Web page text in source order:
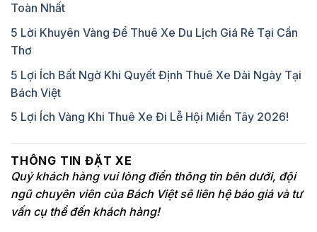
Toàn Nhất
5 Lời Khuyên Vàng Để Thuê Xe Du Lịch Giá Rẻ Tại Cần
Thơ
5 Lợi Ích Bất Ngờ Khi Quyết Định Thuê Xe Dài Ngày Tại
Bách Việt
5 Lợi Ích Vàng Khi Thuê Xe Đi Lễ Hội Miền Tây 2026!
THÔNG TIN ĐẶT XE
Quý khách hàng vui lòng điền thông tin bên dưới, đội
ngũ chuyên viên của Bách Việt sẽ liên hệ báo giá và tư
vấn cụ thể đến khách hàng!